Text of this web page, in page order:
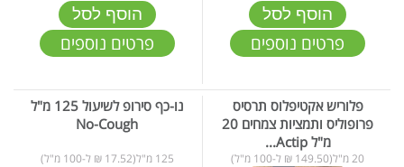
הוסף לסל
פרטים נוספים
הוסף לסל
פרטים נוספים
פלוריש אקטיפלוס תרסיס
פרופוליס ותמציות צמחים 20
מ"ל Actip...
20 מ"ל(149.50 ₪ ל-100 מ"ל)
נו-כף סירופ לשיעול 125 מ"ל
No-Cough
125 מ"ל(17.52 ₪ ל-100 מ"ל)